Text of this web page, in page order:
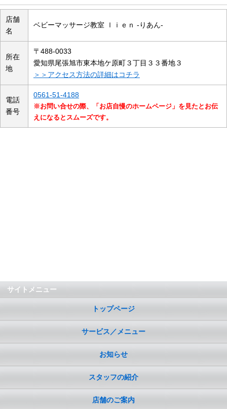
店舗
名
ベビーマッサージ教室 ｌｉｅｎ -りあん-
所在
地
〒488-0033
愛知県尾張旭市東本地ケ原町３丁目３３番地３
＞＞アクセス方法の詳細はコチラ
電話
番号
0561-51-4188
※お問い合せの際、「お店自慢のホームページ」を見たとお伝
えになるとスムーズです。
サイトメニュー
トップページ
サービス／メニュー
お知らせ
スタッフの紹介
店舗のご案内